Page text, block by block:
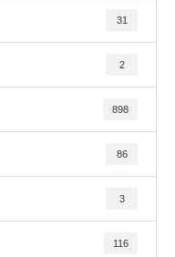
31
2
898
86
3
116